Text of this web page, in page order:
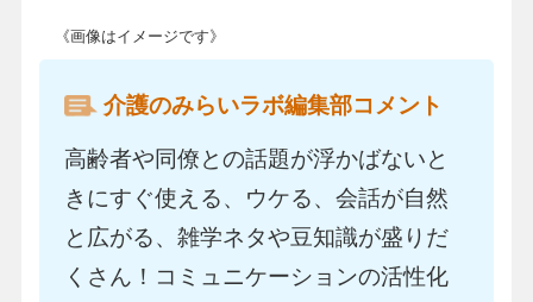
《画像はイメージです》
介護のみらいラボ編集部コメント
高齢者や同僚との話題が浮かばないと
きにすぐ使える、ウケる、会話が自然
と広がる、雑学ネタや豆知識が盛りだ
くさん！コミュニケーションの活性化